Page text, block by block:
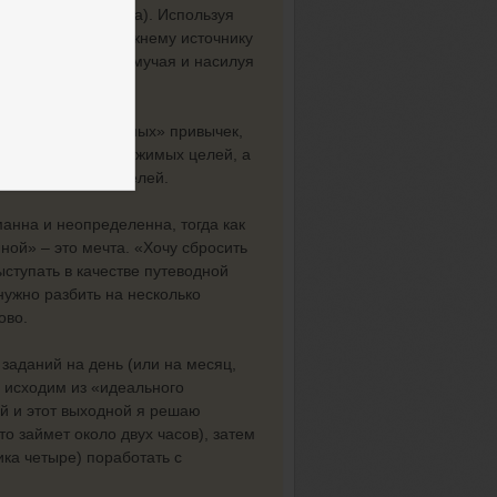
порций кортизола). Используя
вернуться к прежнему источнику
себя стрессу, мучая и насилуя
«полезных» привычек,
четких и достижимых целей, а
этих целей.
и неопределенна, тогда как
– это мечта. «Хочу сбросить
в качестве путеводной
разбить на несколько
на день (или на месяц,
из «идеального
и этот выходной я решаю
займет около двух часов), затем
четыре) поработать с